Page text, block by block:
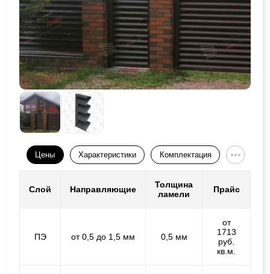
Цены Характеристики Комплектация
Слой Направляющие
Толщина
ламели
Прайс
ПЭ от 0,5 до 1,5 мм 0,5 мм
от
1713
руб.
кв.м.